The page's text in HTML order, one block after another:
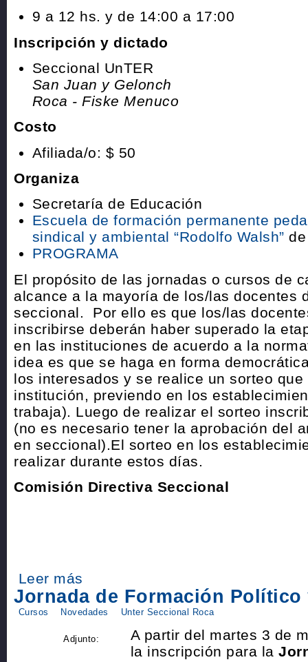
9 a 12 hs. y de 14:00 a 17:00
Inscripción y dictado
Seccional UnTER
San Juan y Gelonch
Roca - Fiske Menuco
Costo
Afiliada/o: $ 50
Organiza
Secretaría de Educación
Escuela de formación permanente
sindical y ambiental “Rodolfo Walsh”
PROGRAMA
El propósito de las jornadas o cursos de
alcance a la mayoría de los/las docentes
seccional. Por ello es que los/las
inscribirse deberán haber superado la
en las instituciones de acuerdo a la
idea es que se haga en forma
los interesados y se realice un sorteo
institución, previendo en los
trabaja). Luego de realizar el sorteo
(no es necesario tener la aprobación del
en seccional).El sorteo en los
realizar durante estos días.
Comisión Directiva Seccional
Leer más
Jornada de Formación Político
Cursos Novedades Unter Seccional Roca
Adjunto:
A partir del martes 3 de
la inscripción para la